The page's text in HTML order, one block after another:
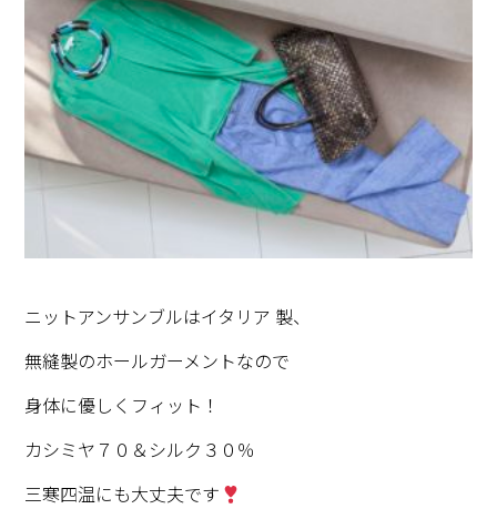
ニットアンサンブルはイタリア 製、
無縫製のホールガーメントなので
身体に優しくフィット！
カシミヤ７０＆シルク３０％
三寒四温にも大丈夫です